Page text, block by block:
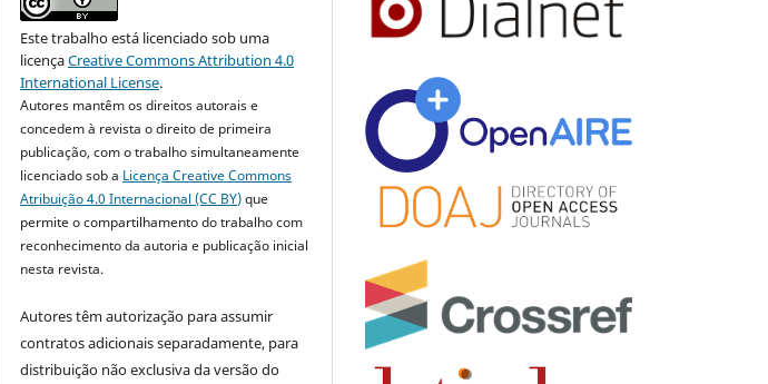
Este trabalho está licenciado sob uma
licençaCreative Commons Attribution 4.0
International License.
Autores mantêm os direitos autorais e
concedem à revista o direito de primeira
publicação, com o trabalho simultaneamente
licenciado sob a Licença Creative Commons
Atribuição 4.0 Internacional (CC BY)que
permite o compartilhamento do trabalho com
reconhecimento da autoria e publicação inicial
nesta revista.
Autores têm autorização para assumir
contratos adicionais separadamente, para
distribuição não exclusiva da versão do